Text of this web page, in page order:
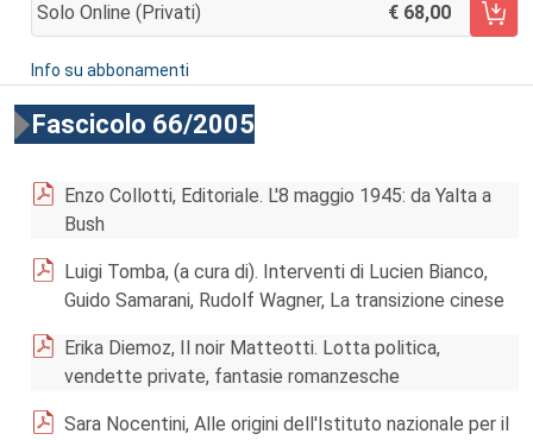
Solo Online (privati) 68,00
AGGIUNGI AL CARRELLO
Info su abbonamenti
Fascicolo 66/2005
Enzo Collotti, Editoriale. L'8 maggio 1945: da Yalta a
Bush
Luigi Tomba, (a cura di). Interventi di Lucien Bianco,
Guido Samarani, Rudolf Wagner, La transizione cinese
Erika Diemoz, Il noir Matteotti. Lotta politica,
vendette private, fantasie romanzesche
Sara Nocentini, Alle origini dell'Istituto nazionale per il